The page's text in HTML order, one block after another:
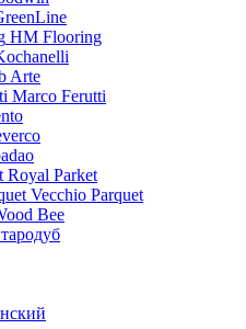
HM Flooring
Arte
Marco Ferutti
Royal Parket
Vecchio Parquet
Bee